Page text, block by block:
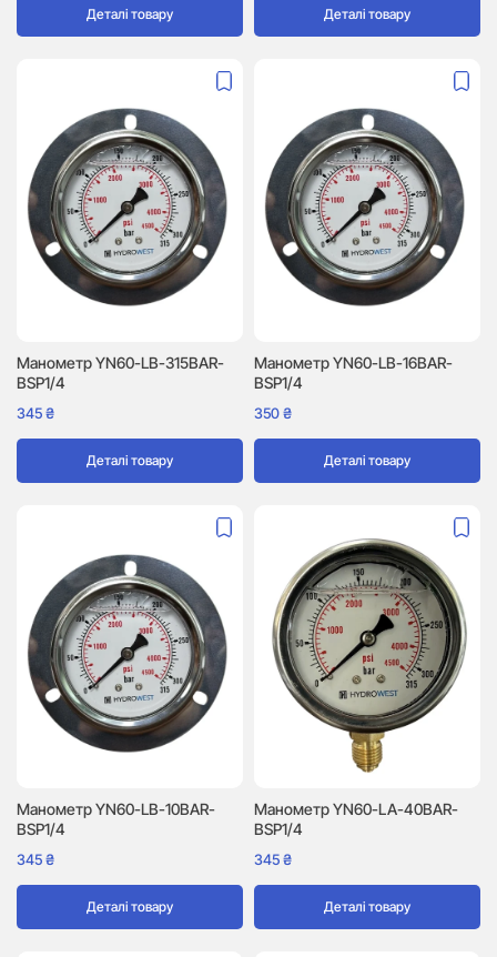
Деталі товару Деталі товару
Манометр YN60-LB-315BAR-
BSP1/4
345₴
Деталі товару
Манометр YN60-LB-16BAR-
BSP1/4
350₴
Деталі товару
Манометр YN60-LB-10BAR-
BSP1/4
345₴
Деталі товару
Манометр YN60-LA-40BAR-
BSP1/4
345₴
Деталі товару